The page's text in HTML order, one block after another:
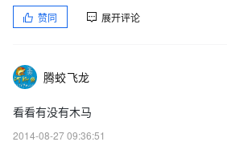
赞同 展开评论
腾蛟飞龙
看看有没有木马
2014-08-27 09:36:51